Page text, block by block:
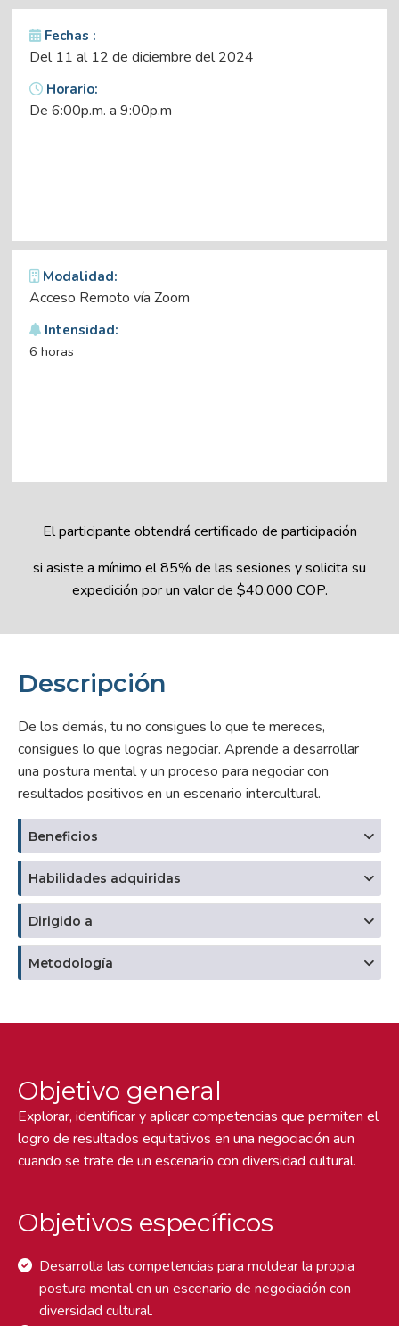
Fechas :
Del 11 al 12 de diciembre del 2024
Horario:
De 6:00p.m. a 9:00p.m
Modalidad:
Acceso Remoto vía Zoom
Intensidad:
6 horas
El participante obtendrá certificado de participación
si asiste a mínimo el 85% de las sesiones y solicita su
expedición por un valor de $40.000 COP.
Descripción
De los demás, tu no consigues lo que te mereces,
consigues lo que logras negociar. Aprende a desarrollar
una postura mental y un proceso para negociar con
resultados positivos en un escenario intercultural.
Beneficios
Habilidades adquiridas
Dirigido a
Metodología
Objetivo general
Explorar, identificar y aplicar competencias que permiten el
logro de resultados equitativos en una negociación aun
cuando se trate de un escenario con diversidad cultural.
Objetivos específicos
Desarrolla las competencias para moldear la propia
postura mental en un escenario de negociación con
diversidad cultural.